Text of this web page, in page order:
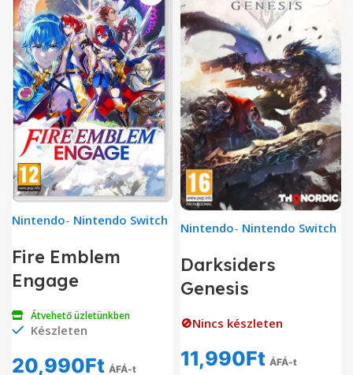
Nintendo- Nintendo Switch
Fire Emblem
Engage
Átvehető üzletünkben
Készleten
20,990Ft ÁFÁ-t
Nintendo- Nintendo Switch
Darksiders
Genesis
🚫Nincs készleten
11,990Ft ÁFÁ-t